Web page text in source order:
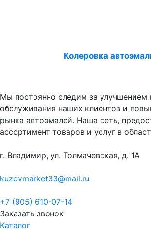
Колеровка
Мы постоянно следим за улучшением
обслуживания наших клиентов и
рынка автоэмалей. Наша сеть,
ассортимент товаров и услуг в
г. Владимир, ул. Толмачевская, д. 1А
kuzovmarket33@mail.ru
+7 (905) 610-07-14
Заказать звонок
Каталог